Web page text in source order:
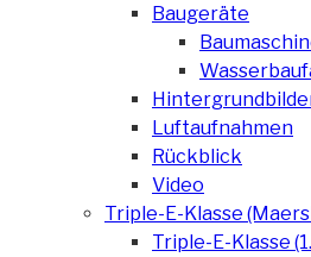
Baugeräte
Luftaufnahmen
Rückblick
Video
Triple-E-Klasse
Triple-E-Klasse